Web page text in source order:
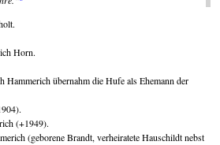
Horn.
Hammerich übernahm die Hufe als Ehemann der
(+1949).
(geborene Brandt, verheiratete Hauschildt nebst